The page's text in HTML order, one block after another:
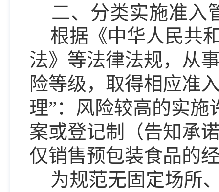
二、分类实施准入
根据《中华人民共
法》等法律法规，从
险等级，取得相应准
理”：风险较高的实
案或登记制（告知承
仅销售预包装食品的
为规范无固定场所